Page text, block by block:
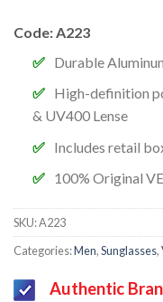
Code: A223
Durable
High-definition
& UV400 Lense
Includes retail
100% Original
SKU:A223
Categories:Men,Sunglasses,
Authentic